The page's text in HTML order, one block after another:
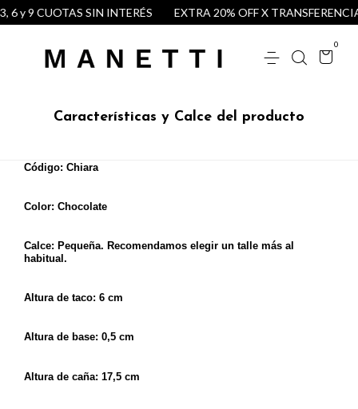
6 y 9 CUOTAS SIN INTERÉS EXTRA 20% OFF X
0
Características y Calce del producto
Código: Chiara
Color: Chocolate
Calce: Pequeña. Recomendamos elegir un talle más al
habitual.
Altura de taco: 6 cm
Altura de base: 0,5 cm
Altura de caña: 17,5 cm